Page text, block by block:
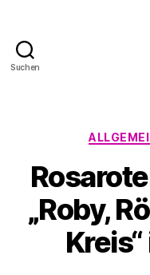
Suchen
„Roby,